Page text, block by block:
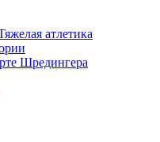
атлетика
Шредингера